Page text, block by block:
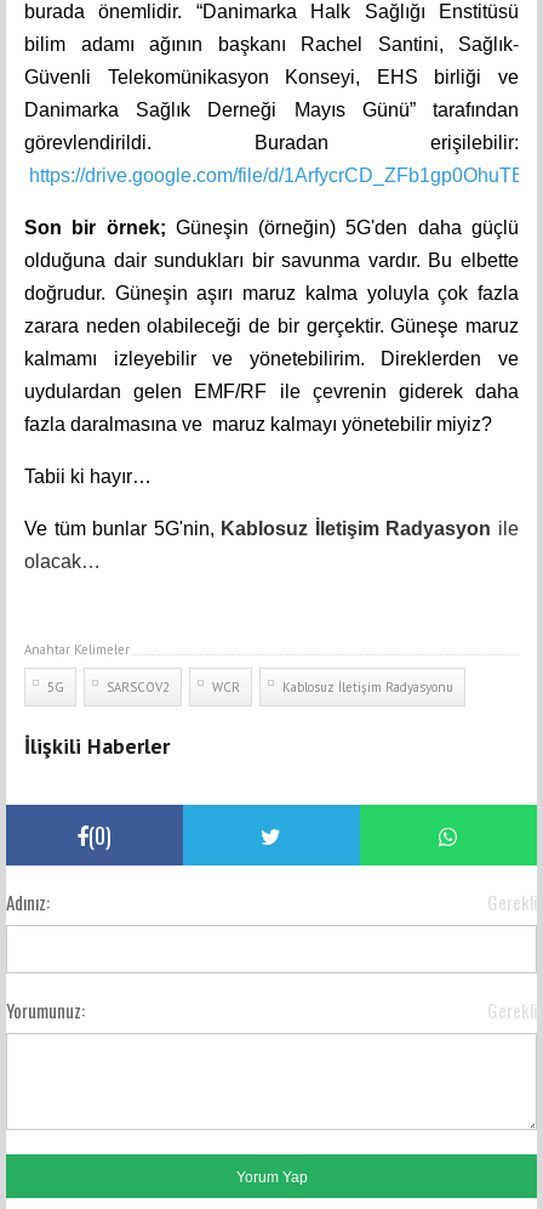
burada önemlidir. “Danimarka Halk Sağlığı Enstitüsü
bilim adamı ağının başkanı Rachel Santini, Sağlık-
Güvenli Telekomünikasyon Konseyi, EHS birliği ve
Danimarka Sağlık Derneği Mayıs Günü” tarafından
görevlendirildi. Buradan erişilebilir:
https://drive.google.com/file/d/
Son bir örnek; Güneşin (örneğin) 5G'den daha güçlü
olduğuna dair sundukları bir savunma vardır. Bu elbette
doğrudur. Güneşin aşırı maruz kalma yoluyla çok fazla
zarara neden olabileceği de bir gerçektir. Güneşe maruz
kalmamı izleyebilir ve yönetebilirim. Direklerden ve
uydulardan gelen EMF/RF ile çevrenin giderek daha
fazla daralmasına ve maruz kalmayı yönetebilir miyiz?
Tabii ki hayır…
Ve tüm bunlar 5G'nin, Kablosuz İletişim Radyasyon ile
olacak…
Anahtar Kelimeler
5G SARSCOV2 WCR Kablosuz İletişim Radyasyonu
İlişkili Haberler
(0)
Adınız: Gerekli
Yorumunuz: Gerekli